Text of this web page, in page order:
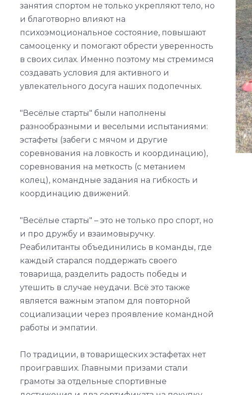
занятия спортом не только укрепляют тело, но
и благотворно влияют на
психоэмоциональное состояние, повышают
самооценку и помогают обрести уверенность
в своих силах. Именно поэтому мы стремимся
создавать условия для активного и
увлекательного досуга наших подопечных.
"Весёлые старты" были наполнены
разнообразными и веселыми испытаниями:
эстафеты (забеги с мячом и другие
соревнования на ловкость и координацию),
соревнования на меткость (с метанием
колец), командные задания на гибкость и
координацию движений.
"Весёлые старты" – это не только про спорт, но
и про дружбу и взаимовыручку.
Реабилитанты объединились в команды, где
каждый старался поддержать своего
товарища, разделить радость победы и
утешить в случае неудачи. Всё это также
является важным этапом для повторной
социализации через проявление командной
работы и эмпатии.
По традиции, в товарищеских эстафетах нет
проигравших. Главными призами стали
грамоты за отдельные спортивные